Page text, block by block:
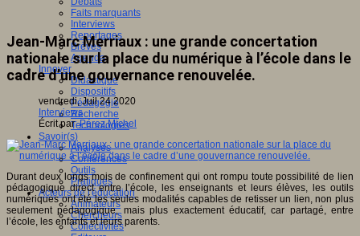
Faits marquants
Interviews
Reportages
Brèves
Agenda
Innover
Didactique
Dispositifs
Pédagogie
Recherche
Technologies
Savoir(s)
Analyses
Conférences
Outils
Pratiques
Acteurs de l'éducation
Animateurs
Chercheurs
Collectivités
Jean-Marc Merriaux : une grande concertation
nationale sur la place du numérique à l’école dans le
cadre d’une gouvernance renouvelée.
vendredi, Juil 24 2020
Interviews
Écrit parPérez Michel
Durant deux longs mois de confinement qui ont rompu toute possibilité de lien
pédagogique direct entre l’école, les enseignants et leurs élèves, les outils
numériques ont été les seules modalités capables de retisser un lien, non plus
seulement pédagogique, mais plus exactement éducatif, car partagé, entre
l’école, les enfants et leurs parents.